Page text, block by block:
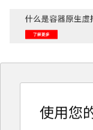
使用您